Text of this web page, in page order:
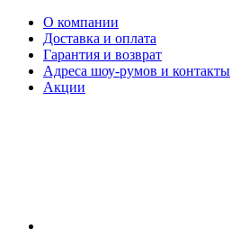
О компании
Доставка и оплата
Гарантия и возврат
Адреса шоу-румов и контакты
Акции